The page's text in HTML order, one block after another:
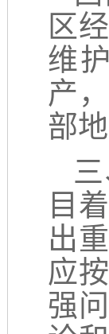
区
维
产
部
目
出
应
强